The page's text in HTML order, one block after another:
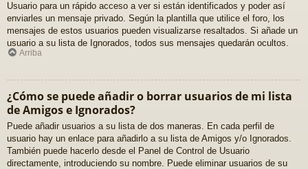
Usuario para un rápido acceso a ver si están identificados y poder así
enviarles un mensaje privado. Según la plantilla que utilice el foro, los
mensajes de estos usuarios pueden visualizarse resaltados. Si añade un
usuario a su lista de Ignorados, todos sus mensajes quedarán ocultos.
Arriba
¿Cómo se puede añadir o borrar usuarios de mi lista
de Amigos e Ignorados?
Puede añadir usuarios a su lista de dos maneras. En cada perfil de
usuario hay un enlace para añadirlo a su lista de Amigos y/o Ignorados.
También puede hacerlo desde el Panel de Control de Usuario
directamente, introduciendo su nombre. Puede eliminar usuarios de su